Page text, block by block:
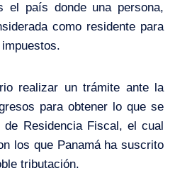
el país donde una persona,
como residente para
realizar un trámite ante la
para obtener lo que se
de Residencia Fiscal, el cual
los que Panamá ha suscrito
tributación.